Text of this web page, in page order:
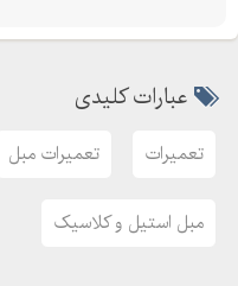
عبارات کلیدی
تعمیرات تعمیرات مبل
مبل استیل و کلاسیک